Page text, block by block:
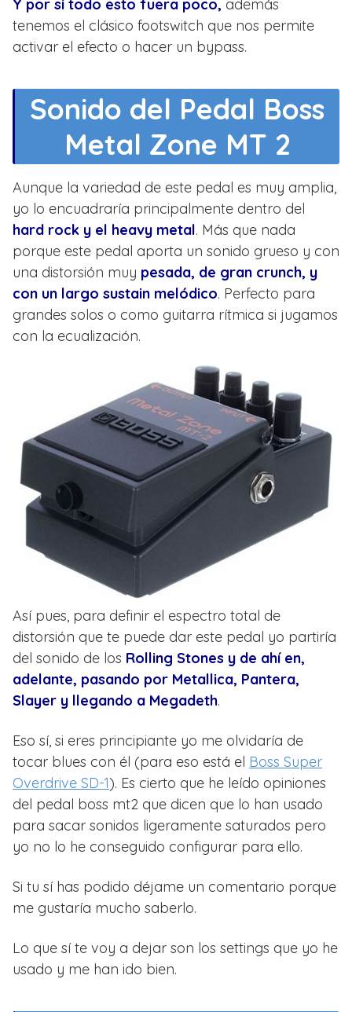
Y por si todo esto fuera poco, además
tenemos el clásico footswitch que nos permite
activar el efecto o hacer un bypass.
Sonido del Pedal Boss
Metal Zone MT 2
Aunque la variedad de este pedal es muy amplia,
yo lo encuadraría principalmente dentro del
hard rock y el heavy metal. Más que nada
porque este pedal aporta un sonido grueso y con
una distorsión muy pesada, de gran crunch, y
con un largo sustain melódico. Perfecto para
grandes solos o como guitarra rítmica si jugamos
con la ecualización.
Así pues, para definir el espectro total de
distorsión que te puede dar este pedal yo partiría
del sonido de los Rolling Stones y de ahí en,
adelante, pasando por Metallica, Pantera,
Slayer y llegando a Megadeth.
Eso sí, si eres principiante yo me olvidaría de
tocar blues con él (para eso está el Boss Super
Overdrive SD-1). Es cierto que he leído opiniones
del pedal boss mt2 que dicen que lo han usado
para sacar sonidos ligeramente saturados pero
yo no lo he conseguido configurar para ello.
Si tu sí has podido déjame un comentario porque
me gustaría mucho saberlo.
Lo que sí te voy a dejar son los settings que yo he
usado y me han ido bien.